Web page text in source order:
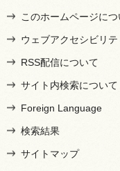
このホームページにつ
ウェブアクセシビリ
RSS配信について
サイト内検索について
Foreign Language
検索結果
サイトマップ